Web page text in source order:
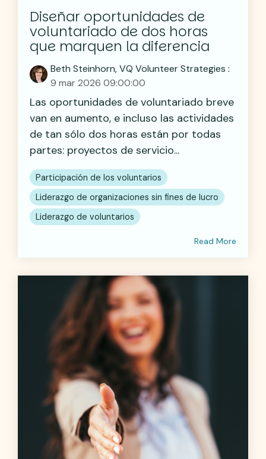
Diseñar oportunidades de
voluntariado de dos horas
que marquen la diferencia
Beth Steinhorn, VQ Volunteer Strategies :
9 mar 2026 09:00:00
Las oportunidades de voluntariado breve
van en aumento, e incluso las actividades
de tan sólo dos horas están por todas
partes: proyectos de servicio...
Participación de los voluntarios
Liderazgo de organizaciones sin fines de lucro
Liderazgo de voluntarios
Read More